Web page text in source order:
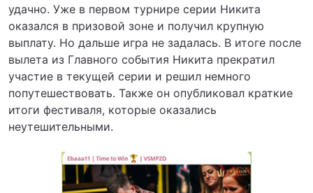
удачно. Уже в первом турнире серии Никита
оказался в призовой зоне и получил крупную
выплату. Но дальше игра не задалась. В итоге после
вылета из Главного события Никита прекратил
участие в текущей серии и решил немного
попутешествовать. Также он опубликовал краткие
итоги фестиваля, которые оказались
неутешительными.